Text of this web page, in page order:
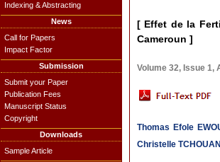
Indexing & Abstracting
News
Call for Papers
Impact Factor
Submission
Submit your Paper
Publication Fees
Manuscript Status
Copyright
Downloads
Sample Article
[ Effet de la
Cameroun ]
Volume 32, Issue 1,
Thomas Efole
Christelle